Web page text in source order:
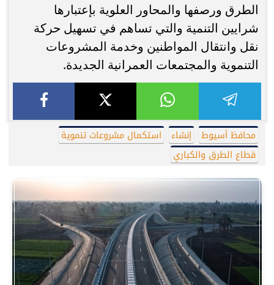
الطرق ورصفها والمحاور العلوية بإعتبارها
شرايين التنمية والتي تساهم في تسهيل حركة
نقل وانتقال المواطنين وخدمة المشروعات
التنموية والمجتمعات العمرانية الجديدة.
محافظ أسيوط إنشاء
استكمال مشروعات تنموية
قطاع الطرق والكباري